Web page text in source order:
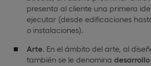
presenta al cliente una primera
ejecutar (desde edificaciones
o instalaciones).
Arte . En el ámbito del arte, al
también se le denomina